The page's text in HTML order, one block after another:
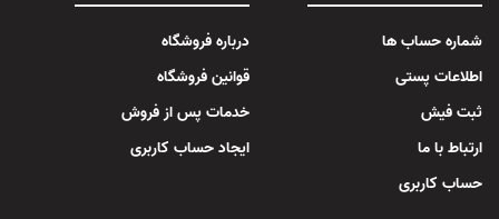
درباره فروشگاه
قوانین فروشگاه
خدمات پس از فروش
ایجاد حساب کاربری
شماره حساب ها
اطلاعات پستی
ثبت فیش
ارتباط با ما
حساب کاربری